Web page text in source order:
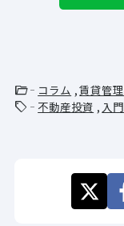
folder_open コラム 賃貸管理
sell 不動産投資 入門